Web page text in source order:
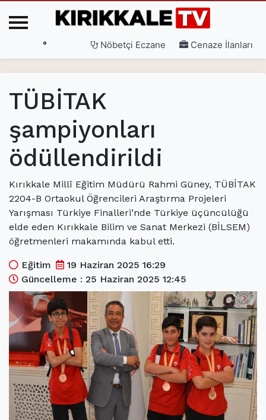
3. Sayfa(current)
Gündem(current)
Siyaset(current)
Ekonomi(current)
Spor(current)
Sağlık (current)
Kültür Sanat (current)
Teknoloji(current)
Özel Haber(current)
Dünya (current)
Yerel(current)
İller(current)
° Nöbetçi Eczane Cenaze İlanları
TÜBİTAK
şampiyonları
ödüllendirildi
Kırıkkale Millî Eğitim Müdürü Rahmi Güney, TÜBİTAK
2204-B Ortaokul Öğrencileri Araştırma Projeleri
Yarışması Türkiye Finalleri’nde Türkiye üçüncülüğü
elde eden Kırıkkale Bilim ve Sanat Merkezi (BİLSEM)
öğretmenleri makamında kabul etti.
Eğitim
19 Haziran 2025 16:29
Güncelleme : 25 Haziran 2025 12:45